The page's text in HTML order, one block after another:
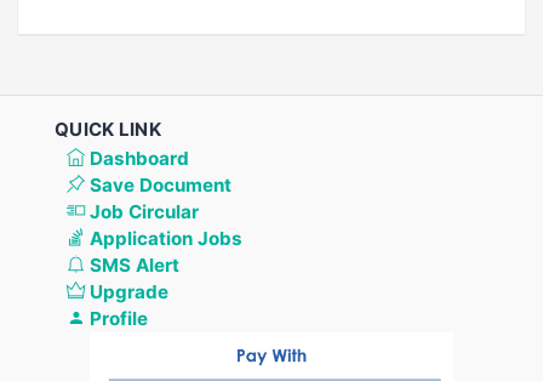
QUICK LINK
Dashboard
Save Document
Job Circular
Application Jobs
SMS Alert
Upgrade
Profile